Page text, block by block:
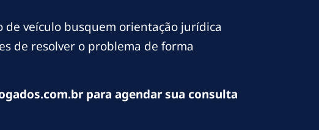
veículo busquem orientação jurídica
de resolver o problema de forma
para agendar sua consulta